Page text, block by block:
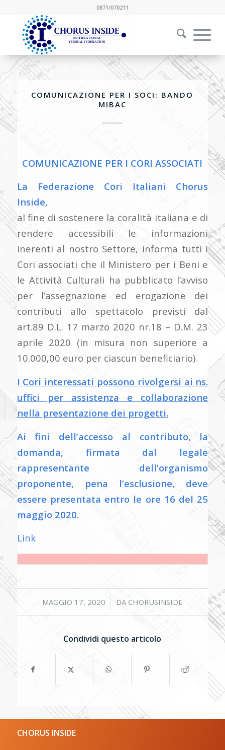
0871/070211
COMUNICAZIONE PER I SOCI: BANDO
MIBAC
COMUNICAZIONE PER I CORI ASSOCIATI
La Federazione Cori Italiani Chorus
Inside,
al fine di sostenere la coralità italiana e di
rendere accessibili le informazioni
inerenti al nostro Settore, informa tutti i
Cori associati che il Ministero per i Beni e
le Attività Culturali ha pubblicato l’avviso
per l’assegnazione ed erogazione dei
contributi allo spettacolo previsti dal
art.89 D.L. 17 marzo 2020 nr.18 – D.M. 23
aprile 2020 (in misura non superiore a
10.000,00 euro per ciascun beneficiario).
I Cori interessati possono rivolgersi ai ns.
uffici per assistenza e collaborazione
nella presentazione dei progetti.
Ai fini dell’accesso al contributo, la
domanda, firmata dal legale
rappresentante dell’organismo
proponente, pena l’esclusione, deve
essere presentata entro le ore 16 del 25
maggio 2020.
Link
MAGGIO 17, 2020
/ DACHORUSINSIDE
Condividi questo articolo
CHORUS INSIDE